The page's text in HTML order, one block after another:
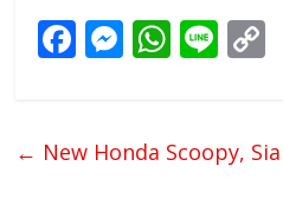
F
b
M
e
W
s
Li
← New Honda Scoopy,